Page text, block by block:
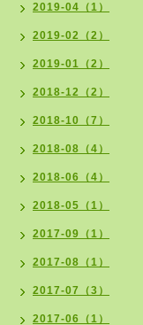
2019-04（1）
2019-02（2）
2019-01（2）
2018-12（2）
2018-10（7）
2018-08（4）
2018-06（4）
2018-05（1）
2017-09（1）
2017-08（1）
2017-07（3）
2017-06（1）